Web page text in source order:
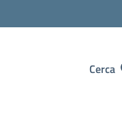
Cerca